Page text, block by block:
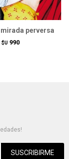
mirada perversa
$U 990
SUSCRIBIRME